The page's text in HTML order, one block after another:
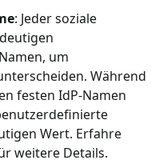
: Jeder soziale
um
Während
festen IdP-Namen
Wert. Erfahre
weitere Details.